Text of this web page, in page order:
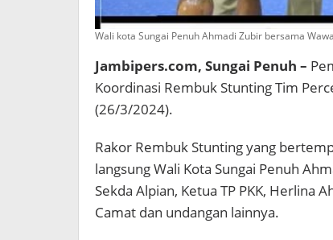
Wali kota Sungai Penuh Ahmadi Zubir bersama
Jambipers.com, Sungai Penuh –
Koordinasi Rembuk Stunting Tim
(26/3/2024).
Rakor Rembuk Stunting yang
langsung Wali Kota Sungai Penuh
Sekda Alpian, Ketua TP PKK, Herlina
Camat dan undangan lainnya.